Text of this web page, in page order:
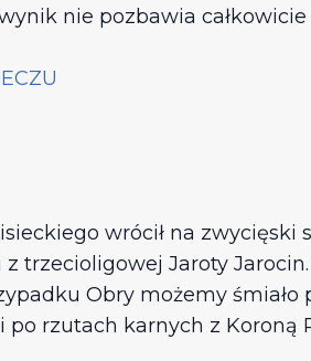
nie pozbawia
wrócił na
trzecioligowej Jaroty
Obry możemy
rzutach karnych z Koroną